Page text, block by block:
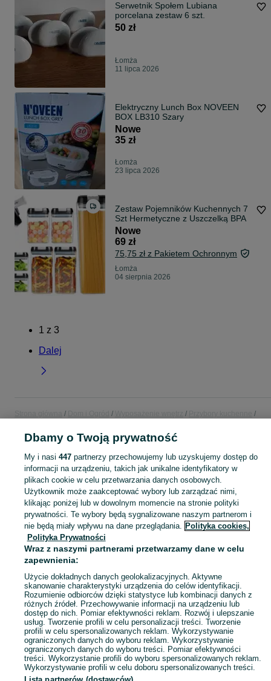
Serwetnik Społem Lubiana
porcelana zestaw 6 szt.
50 zł
Łomża
11 lipca 2026
Elektryczny Lunch Box NOVEEN
BOX LB310 Szary
Nowe
35 zł
Łomża
23 lipca 2026
Zestaw Pojemników Kuchennych 7
Szt Hermetyczne z Uszczelką BPA
Nowe
69 zł
75,75 zł z Pakietem Ochronnym
Łomża
04 sierpnia 2026
1 z 3
Dalej
Strona główna Dom i Ogród Wyposażenie wnętrz
Przybory kuchenne
Podlaskie
Pojemniki i przechowywanie żywności - Łomża
KATEGORIA
Zobacz
Mapa kategorii
Mapa miejscowości
Mapa ministron
Popularne wyszukiwania
Dbamy o Twoją prywatność
My i nasi 447partnerzy przechowujemy lub uzyskujemy dostęp do
informacji na urządzeniu, takich jak unikalne identyfikatory w
plikach cookie w celu przetwarzania danych osobowych.
Użytkownik może zaakceptować wybory lub zarządzać nimi,
klikając poniżej lub w dowolnym momencie na stronie polityki
prywatności. Te wybory będą sygnalizowane naszym partnerom i
nie będą miały wpływu na dane przeglądania. Polityka cookies,
Polityka Prywatności
Wraz z naszymi partnerami przetwarzamy dane w celu
zapewnienia:
Użycie dokładnych danych geolokalizacyjnych. Aktywne
skanowanie charakterystyki urządzenia do celów identyfikacji.
Rozumienie odbiorców dzięki statystyce lub kombinacji danych z
różnych źródeł. Przechowywanie informacji na urządzeniu lub
dostęp do nich. Pomiar efektywności reklam. Rozwój i ulepszanie
usług. Tworzenie profili w celu personalizacji treści. Tworzenie
profili w celu spersonalizowanych reklam. Wykorzystywanie
ograniczonych danych do wyboru reklam. Wykorzystywanie
ograniczonych danych do wyboru treści. Pomiar efektywności
treści. Wykorzystanie profili do wyboru spersonalizowanych reklam.
Wykorzystywanie profili w celu doboru spersonalizowanych treści.